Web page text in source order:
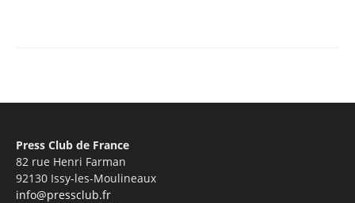
Press Club de France
82 rue Henri Farman
92130 Issy-les-Moulineaux
info@pressclub.fr